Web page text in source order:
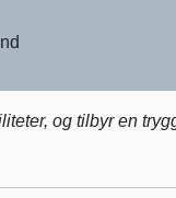
og tilbyr en